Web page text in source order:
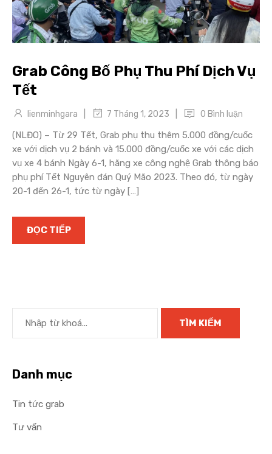
Grab Công Bố Phụ Thu Phí Dịch Vụ
Tết
lienminhgara 7 Tháng 1, 2023 0 Bình luận
(NLĐO) – Từ 29 Tết, Grab phụ thu thêm 5.000 đồng/cuốc
xe với dịch vụ 2 bánh và 15.000 đồng/cuốc xe với các dịch
vụ xe 4 bánh Ngày 6-1, hãng xe công nghệ Grab thông báo
phụ phí Tết Nguyên đán Quý Mão 2023. Theo đó, từ ngày
20-1 đến 26-1, tức từ ngày […]
ĐỌC TIẾP
Danh mục
Tin tức grab
Tư vấn